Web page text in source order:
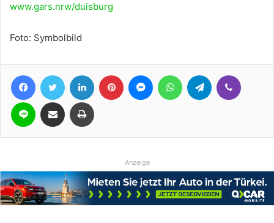
www.gars.nrw/duisburg
Foto: Symbolbild
FacebookTwitter LinkedIn Pinterest MessengerWhatsAppTelegram
Line Teile per E-Mail Drucken
Anzeige